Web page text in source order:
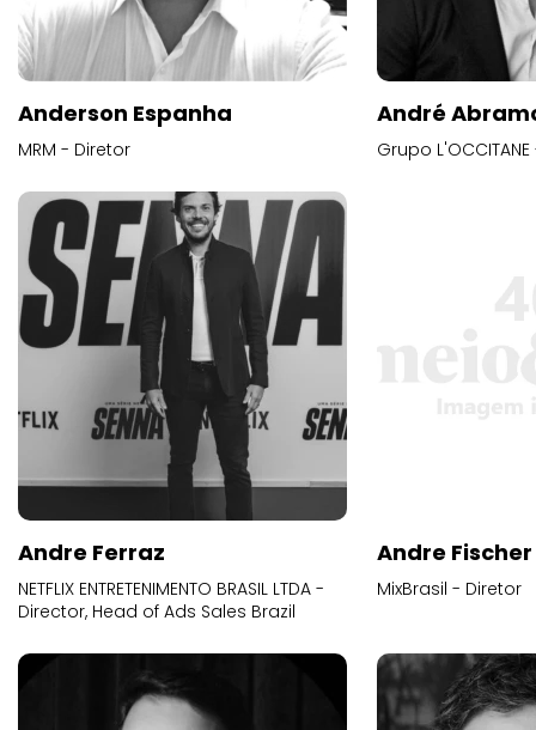
Anderson Espanha
MRM - Diretor
André
Grupo
Andre Ferraz
NETFLIX ENTRETENIMENTO BRASIL LTDA -
Director, Head of Ads Sales Brazil
Andre Fischer
MixBrasil - Diretor